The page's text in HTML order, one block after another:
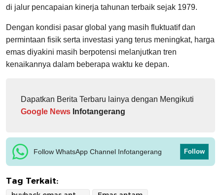
di jalur pencapaian kinerja tahunan terbaik sejak 1979.
Dengan kondisi pasar global yang masih fluktuatif dan
permintaan fisik serta investasi yang terus meningkat, harga
emas diyakini masih berpotensi melanjutkan tren
kenaikannya dalam beberapa waktu ke depan.
Dapatkan Berita Terbaru lainya dengan Mengikuti
Google News Infotangerang
Follow WhatsApp Channel Infotangerang Follow
Tag Terkait: